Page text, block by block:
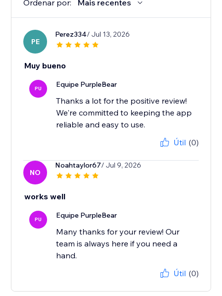
Ordenar por: Mais recentes
PE
Perez334/ Jul 13, 2026
Muy bueno
PU Equipe PurpleBear
Thanks a lot for the positive review!
We're committed to keeping the app
reliable and easy to use.
Útil (0)
NO
Noahtaylor67/ Jul 9, 2026
works well
PU Equipe PurpleBear
Many thanks for your review! Our
team is always here if you need a
hand.
Útil (0)